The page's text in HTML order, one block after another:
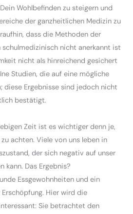
Wohlbefinden zu steigern und
der ganzheitlichen Medizin zu
dass die Methoden der
nicht anerkannt ist
nicht als hinreichend gesichert
Studien, die auf eine mögliche
diese Ergebnisse sind jedoch nicht
bestätigt.
Zeit ist es wichtiger denn je,
achten. Viele von uns leben in
der sich negativ auf unser
kann. Das Ergebnis?
Essgewohnheiten und ein
Hier wird die
Sie betrachtet den